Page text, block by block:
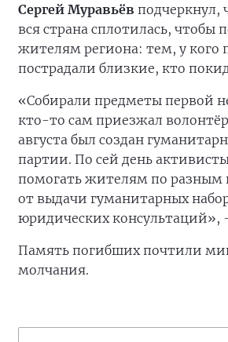
Сергей Муравьёв подчеркнул,
вся страна сплотилась, чтобы
жителям региона: тем, у кого
пострадали близкие, кто
«Собирали предметы первой
кто-то сам приезжал
августа был создан
партии. По сей день
помогать жителям по разным
от выдачи гуманитарных
юридических консультаций»,
Память погибших почтили
молчания.